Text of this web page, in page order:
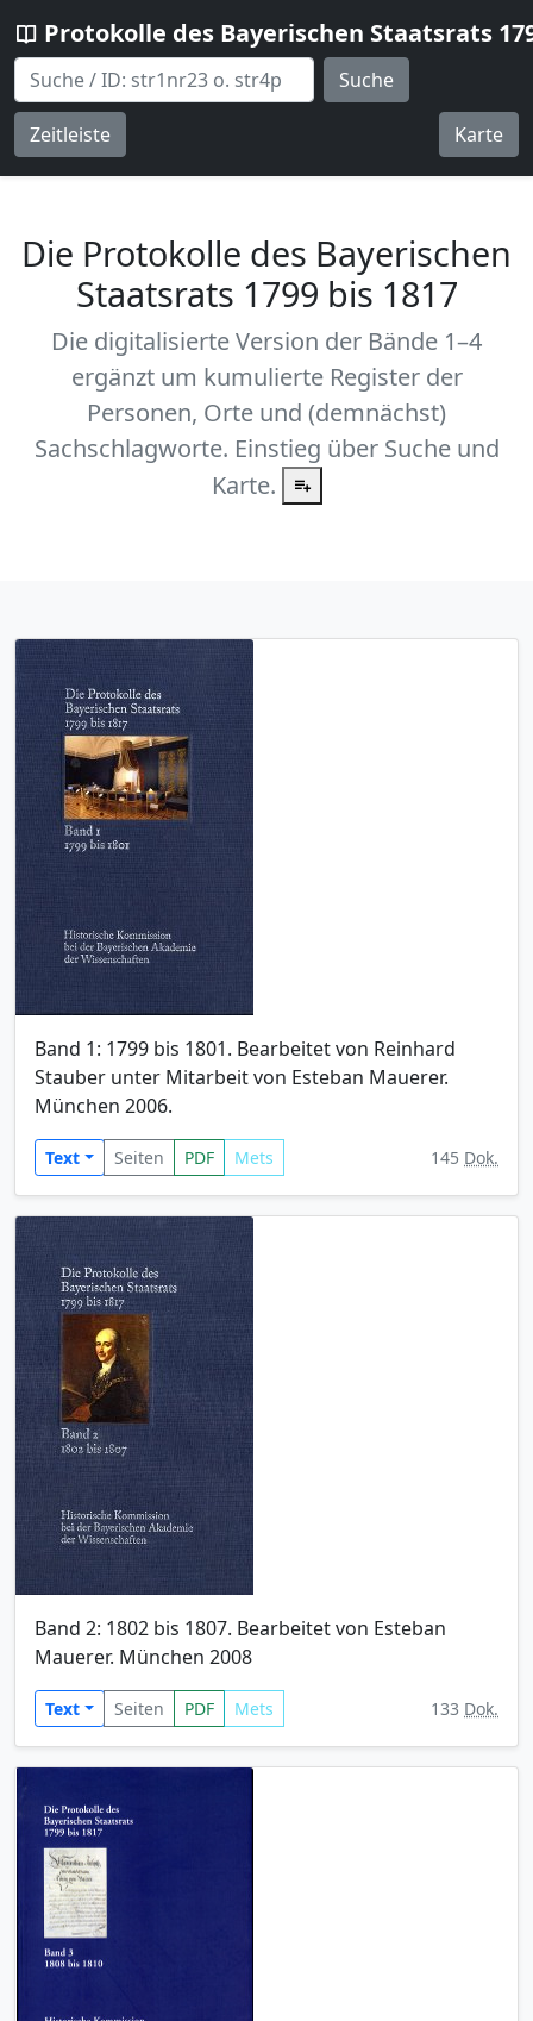
Protokolle des Bayerischen Staatsrats
Suche
Zeitleiste Karte
Die Protokolle des Bayerischen
Staatsrats 1799 bis 1817
Die digitalisierte Version der Bände 1–4
ergänzt um kumulierte Register der
Personen, Orte und (demnächst)
Sachschlagworte. Einstieg über Suche und
Karte.
Band 1: 1799 bis 1801. Bearbeitet von Reinhard
Stauber unter Mitarbeit von Esteban Mauerer.
München 2006.
Text Seiten PDF Mets 145 Dok.
Band 2: 1802 bis 1807. Bearbeitet von Esteban
Mauerer. München 2008
Text Seiten PDF Mets 133 Dok.